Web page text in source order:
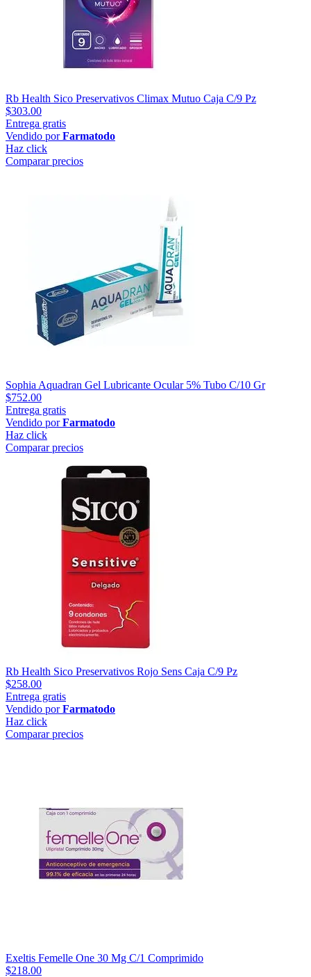
Rb Health Sico Preservativos Climax Mutuo Caja C/9 Pz
$303.00
Entrega gratis
Vendido porFarmatodo
Haz click
Comparar precios
Sophia Aquadran Gel Lubricante Ocular 5% Tubo C/10 Gr
$752.00
Entrega gratis
Vendido porFarmatodo
Haz click
Comparar precios
Rb Health Sico Preservativos Rojo Sens Caja C/9 Pz
$258.00
Entrega gratis
Vendido porFarmatodo
Haz click
Comparar precios
Exeltis Femelle One 30 Mg C/1 Comprimido
$218.00